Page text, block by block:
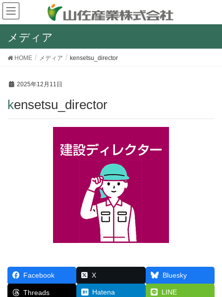
メディア
HOME メディア kensetsu_director
2025年12月11日
kensetsu_director
Facebook X Bluesky
Threads Hatena LINE